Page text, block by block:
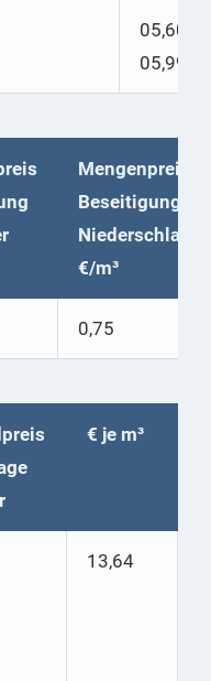
05,60 |
05,99
Mengenpreis
Beseitigung
€/m³
0,75
€ je m³
13,64